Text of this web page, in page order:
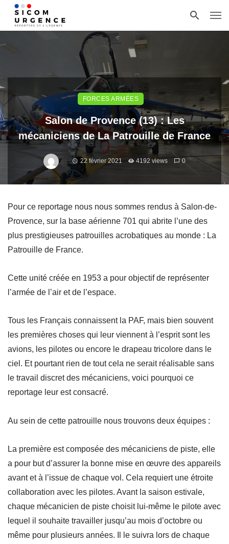
FORCES ARMÉES
Salon de Provence (13) : Les
mécaniciens de La Patrouille de France
22 février 2021 4192 views 0
Pour ce reportage nous nous sommes rendus à Salon-de-
Provence, sur la base aérienne 701 qui abrite l’une des
plus prestigieuses patrouilles acrobatiques au monde : La
Patrouille de France.
Cette unité créée en 1953 a pour objectif de représenter
l’armée de l’air et de l’espace.
Tous les Français connaissent la PAF, mais bien souvent
les premières choses qui leur viennent à l’esprit sont les
avions, les pilotes ou encore le drapeau tricolore dans le
ciel. Et pourtant rien de tout cela ne serait réalisable sans
le travail discret des mécaniciens, voici pourquoi ce
reportage leur est consacré.
Au sein de cette patrouille nous trouvons deux équipes :
La première est composée des mécaniciens de piste, elle
a pour but d’assurer la bonne mise en œuvre des appareils
avant et à l’issue de chaque vol. Cela requiert une étroite
collaboration avec les pilotes. Avant la saison estivale,
chaque mécanicien de piste choisit lui-même le pilote avec
lequel il souhaite travailler jusqu’au mois d’octobre ou
même pour plusieurs années. Il le suivra lors de chaque